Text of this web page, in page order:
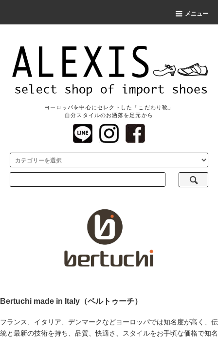
メニュー
ヨーロッパを中心にセレクトした「こだわり靴」
自分スタイルのお洒落を足元から
Bertuchi made in Italy（ベルトゥーチ）
フランス、イタリア、デンマークなどヨーロッパでは知名度が高く、伝
統と最新の技術を持ち、品質、快適さ、スタイルをお手頃な価格で知名